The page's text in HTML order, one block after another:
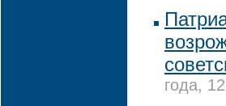
года,